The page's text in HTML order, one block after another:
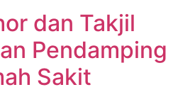
dan Takjil
Pendamping
Sakit